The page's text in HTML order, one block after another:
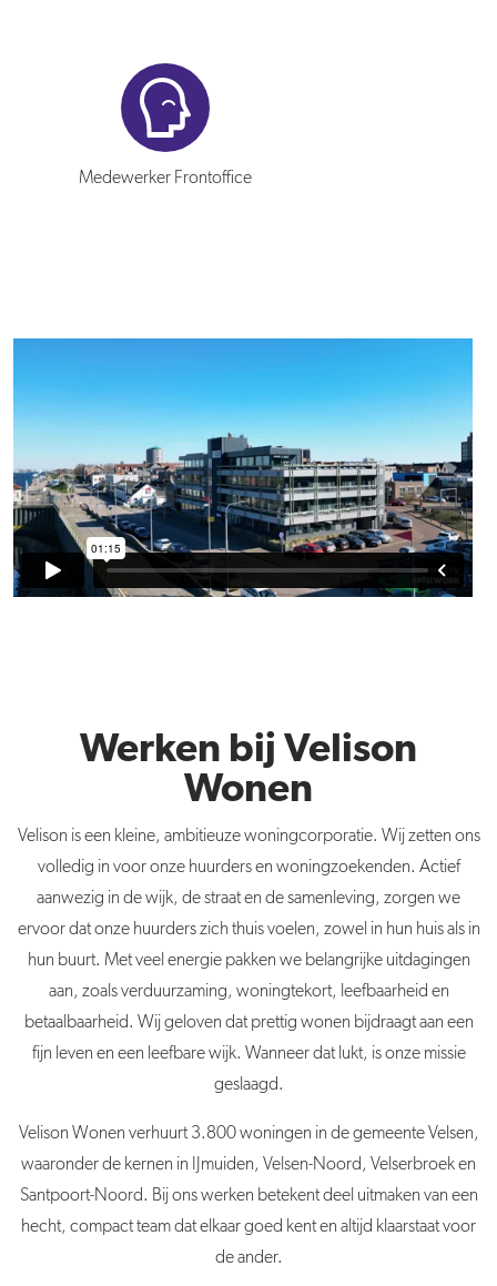
Medewerker Frontoffice
Werken bij Velison
Wonen
Velison is een kleine, ambitieuze woningcorporatie. Wij zetten ons
volledig in voor onze huurders en woningzoekenden. Actief
aanwezig in de wijk, de straat en de samenleving, zorgen we
ervoor dat onze huurders zich thuis voelen, zowel in hun huis als in
hun buurt. Met veel energie pakken we belangrijke uitdagingen
aan, zoals verduurzaming, woningtekort, leefbaarheid en
betaalbaarheid. Wij geloven dat prettig wonen bijdraagt aan een
fijn leven en een leefbare wijk. Wanneer dat lukt, is onze missie
geslaagd.
Velison Wonen verhuurt 3.800 woningen in de gemeente Velsen,
waaronder de kernen in IJmuiden, Velsen-Noord, Velserbroek en
Santpoort-Noord. Bij ons werken betekent deel uitmaken van een
hecht, compact team dat elkaar goed kent en altijd klaarstaat voor
de ander.